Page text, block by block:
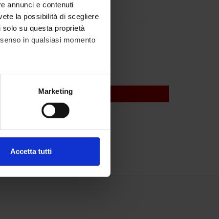
annunci e contenuti
la possibilità di scegliere
su questa proprietà
in qualsiasi momento
metro,Marketing
Accetta tutti